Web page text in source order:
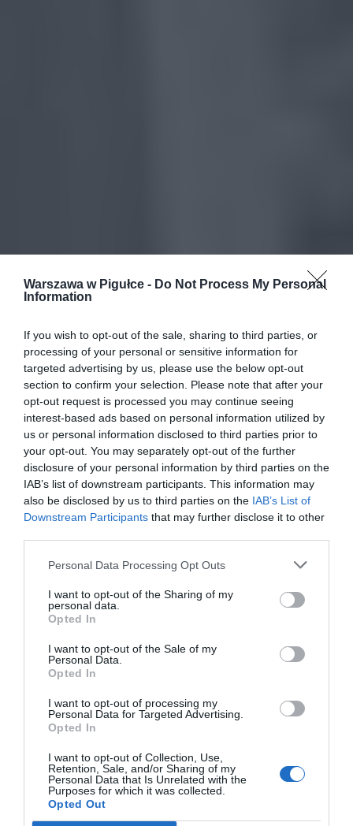
Warszawa w Pigułce - Do Not Process My Personal
Information
If you wish to opt-out of the sale, sharing to third parties, or
processing of your personal or sensitive information for
targeted advertising by us, please use the below opt-out
section to confirm your selection. Please note that after your
opt-out request is processed you may continue seeing
interest-based ads based on personal information utilized by
us or personal information disclosed to third parties prior to
your opt-out. You may separately opt-out of the further
disclosure of your personal information by third parties on the
IAB’s list of downstream participants. This information may
also be disclosed by us to third parties on the IAB’s List of
Downstream Participants that may further disclose it to other
Personal Data Processing Opt Outs
I want to opt-out of the Sharing of my
personal data.
Opted In
I want to opt-out of the Sale of my
Personal Data.
Opted In
I want to opt-out of processing my
Personal Data for Targeted Advertising.
Opted In
I want to opt-out of Collection, Use,
Retention, Sale, and/or Sharing of my
Personal Data that Is Unrelated with the
Purposes for which it was collected.
Opted Out